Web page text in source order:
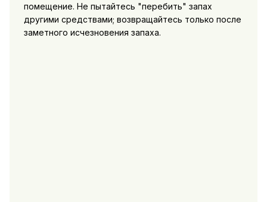
помещение. Не пытайтесь "перебить" запах
другими средствами; возвращайтесь только после
заметного исчезновения запаха.